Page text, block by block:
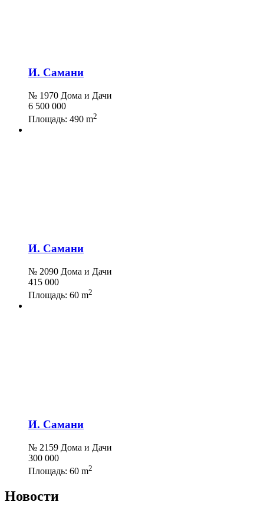
И. Самани
№ 1970 Дома и Дачи
6 500 000
Площадь: 490 m2
И. Самани
№ 2090 Дома и Дачи
415 000
Площадь: 60 m2
И. Самани
№ 2159 Дома и Дачи
300 000
Площадь: 60 m2
Новости